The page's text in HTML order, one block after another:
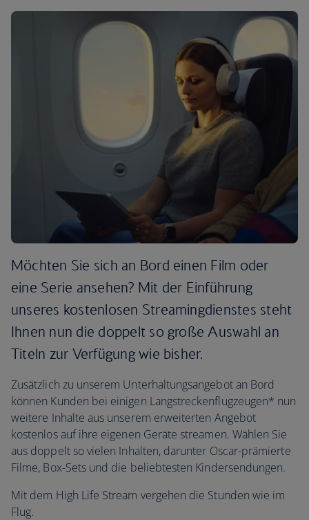
Möchten Sie sich an Bord einen Film oder
eine Serie ansehen? Mit der Einführung
unseres kostenlosen Streamingdienstes steht
Ihnen nun die doppelt so große Auswahl an
Titeln zur Verfügung wie bisher.
Zusätzlich zu unserem Unterhaltungsangebot an Bord
können Kunden bei einigen Langstreckenflugzeugen* nun
weitere Inhalte aus unserem erweiterten Angebot
kostenlos auf ihre eigenen Geräte streamen. Wählen Sie
aus doppelt so vielen Inhalten, darunter Oscar-prämierte
Filme, Box-Sets und die beliebtesten Kindersendungen.
Mit dem High Life Stream vergehen die Stunden wie im
Flug.